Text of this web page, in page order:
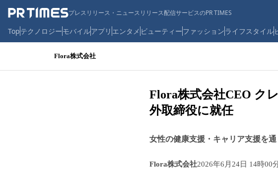
プレスリリース・ニュースリリース配信サービスのPR TIMES
Topテクノロジーモバイルアプリ エンタメ ビューティーファッションライフスタイル
Flora株式会社
Flora株式会社CEO ク
外取締役に就任
女性の健康支援・キャリア支援を
Flora株式会社2026年6月24日 14時00